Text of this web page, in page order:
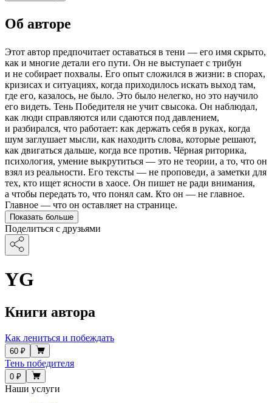
Об авторе
Этот автор предпочитает оставаться в тени — его имя скрыто,
как и многие детали его пути. Он не выступает с трибун
и не собирает похвалы. Его опыт сложился в жизни: в спорах,
кризисах и ситуациях, когда приходилось искать выход там,
где его, казалось, не было. Это было нелегко, но это научило
его видеть. Тень Победителя не учит свысока. Он наблюдал,
как люди справляются или сдаются под давлением,
и разбирался, что работает: как держать себя в руках, когда
шум заглушает мысли, как находить слова, которые решают,
как двигаться дальше, когда все против. Чёрная риторика,
психология, умение выкрутиться — это не теории, а то, что он
взял из реальности. Его тексты — не проповеди, а заметки для
тех, кто ищет ясности в хаосе. Он пишет не ради внимания,
а чтобы передать то, что понял сам. Кто он — не главное.
Главное — что он оставляет на странице.
Показать больше
Поделиться с друзьями
YG
Книги автора
Как лениться и побеждать
60 ₽
Тень победителя
0 ₽
Наши услуги